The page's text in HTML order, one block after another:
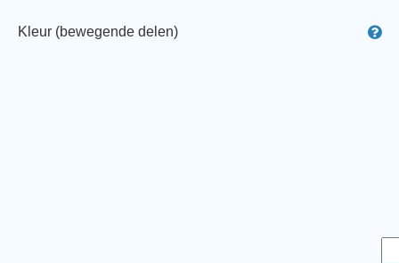
Kleur (bewegende delen)